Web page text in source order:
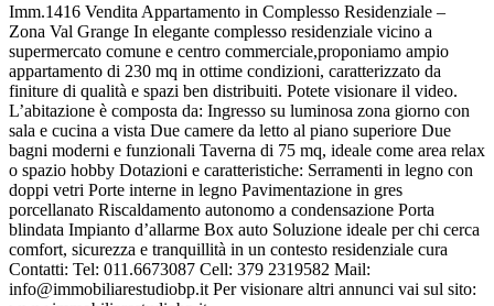
Imm.1416 Vendita Appartamento in Complesso Residenziale –
Zona Val Grange In elegante complesso residenziale vicino a
supermercato comune e centro commerciale,proponiamo ampio
appartamento di 230 mq in ottime condizioni, caratterizzato da
finiture di qualità e spazi ben distribuiti. Potete visionare il video.
L’abitazione è composta da: Ingresso su luminosa zona giorno con
sala e cucina a vista Due camere da letto al piano superiore Due
bagni moderni e funzionali Taverna di 75 mq, ideale come area relax
o spazio hobby Dotazioni e caratteristiche: Serramenti in legno con
doppi vetri Porte interne in legno Pavimentazione in gres
porcellanato Riscaldamento autonomo a condensazione Porta
blindata Impianto d’allarme Box auto Soluzione ideale per chi cerca
comfort, sicurezza e tranquillità in un contesto residenziale cura
Contatti: Tel: 011.6673087 Cell: 379 2319582 Mail:
info@immobiliarestudiobp.it Per visionare altri annunci vai sul sito: